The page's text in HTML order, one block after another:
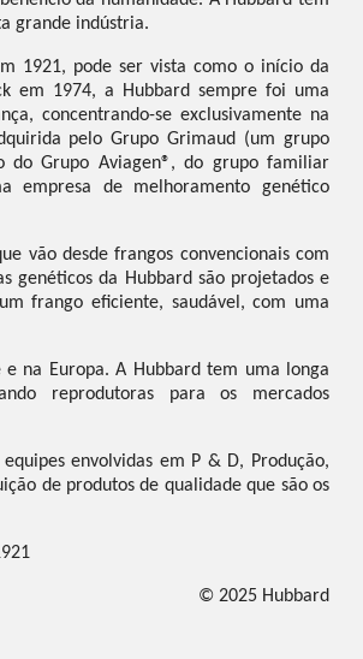
grande indústria.
1921, pode ser vista como o início da
em 1974, a Hubbard sempre foi uma
concentrando-se exclusivamente na
pelo Grupo Grimaud (um grupo
do Grupo Aviagen®, do grupo familiar
empresa de melhoramento genético
vão desde frangos convencionais com
genéticos da Hubbard são projetados e
frango eficiente, saudável, com uma
na Europa. A Hubbard tem uma longa
reprodutoras para os mercados
envolvidas em P & D, Produção,
de produtos de qualidade que são os
© 2025 Hubbard